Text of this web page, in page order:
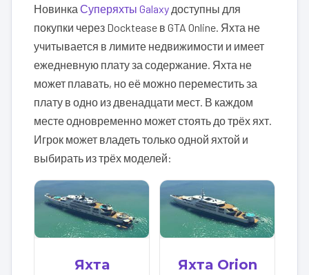
Новинка Суперяхты Galaxy доступны для
покупки через Docktease в GTA Online. Яхта не
учитывается в лимите недвижимости и имеет
ежедневную плату за содержание. Яхта не
может плавать, но её можно переместить за
плату в одно из двенадцати мест. В каждом
месте одновременно может стоять до трёх яхт.
Игрок может владеть только одной яхтой и
выбирать из трёх моделей:
Яхта
Яхта Orion